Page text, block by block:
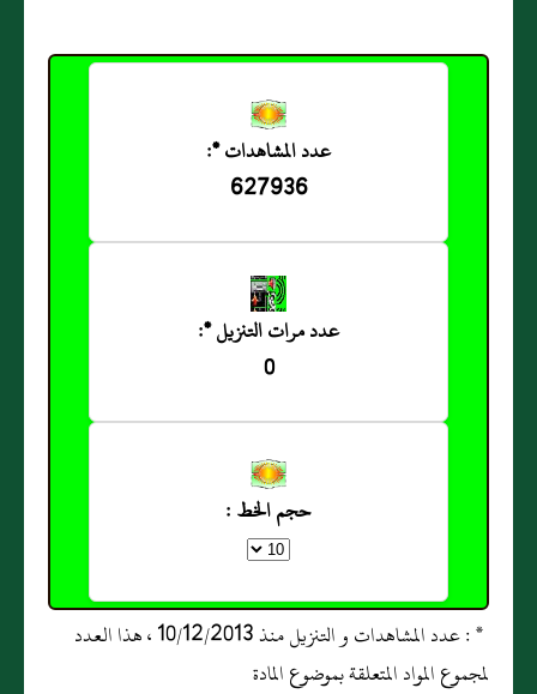
عدد المشاهدات *:
627936
عدد مرات التنزيل *:
0
حجم الخط :
* : عدد المشاهدات و التنزيل منذ 10/12/2013 ، هذا العدد
لمجموع المواد المتعلقة بموضوع المادة